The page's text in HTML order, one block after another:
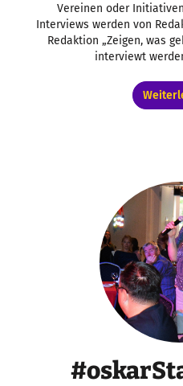
Vereinen oder
Interviews werden von
Redaktion „Zeigen, was
interviewt